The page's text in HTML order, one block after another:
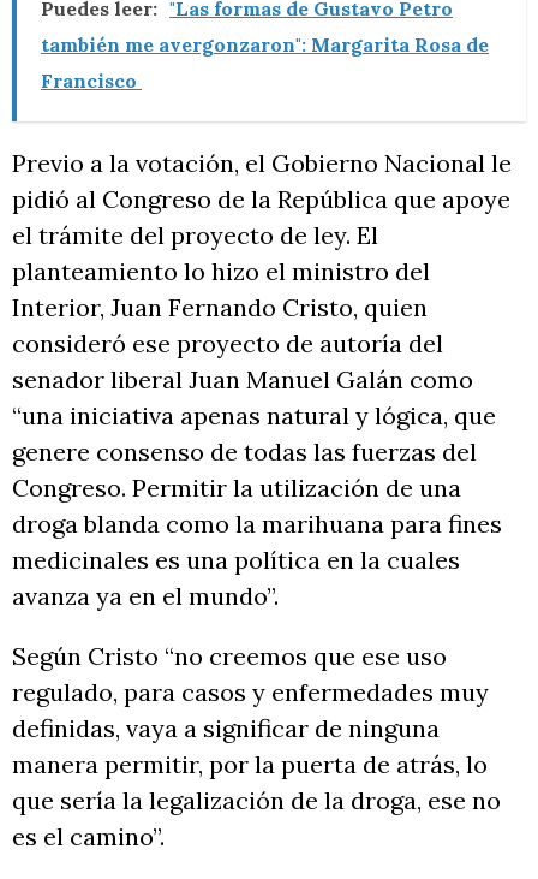
Puedes leer: "Las formas de Gustavo Petro
también me avergonzaron": Margarita Rosa de
Francisco
Previo a la votación, el Gobierno Nacional le
pidió al Congreso de la República que apoye
el trámite del proyecto de ley. El
planteamiento lo hizo el ministro del
Interior, Juan Fernando Cristo, quien
consideró ese proyecto de autoría del
senador liberal Juan Manuel Galán como
“una iniciativa apenas natural y lógica, que
genere consenso de todas las fuerzas del
Congreso. Permitir la utilización de una
droga blanda como la marihuana para fines
medicinales es una política en la cuales
avanza ya en el mundo”.
Según Cristo “no creemos que ese uso
regulado, para casos y enfermedades muy
definidas, vaya a significar de ninguna
manera permitir, por la puerta de atrás, lo
que sería la legalización de la droga, ese no
es el camino”.